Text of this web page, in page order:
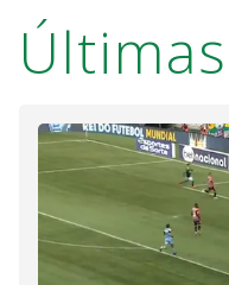
Últimas